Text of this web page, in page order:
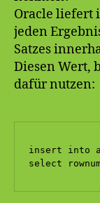
Oracle liefert
jeden
Satzes
Diesen Wert,
dafür nutzen:
insert into
select